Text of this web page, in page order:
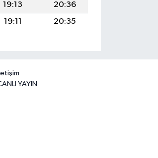
19:13
20:36
19:11 20:35
İletişim
YAYIN